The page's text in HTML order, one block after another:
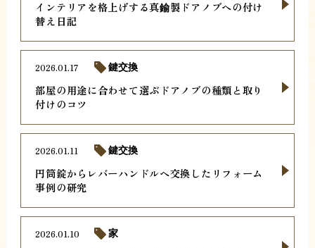
インテリアを格上げする真鍮製ドアノブへの付け
替え日記
部屋の用途に合わせて選ぶドアノブの種類と取り
付けのコツ
2026.01.17 鍵交換
円筒錠からレバーハンドルへ交換したリフォーム
事例の研究
2026.01.11 鍵交換
2026.01.10 家